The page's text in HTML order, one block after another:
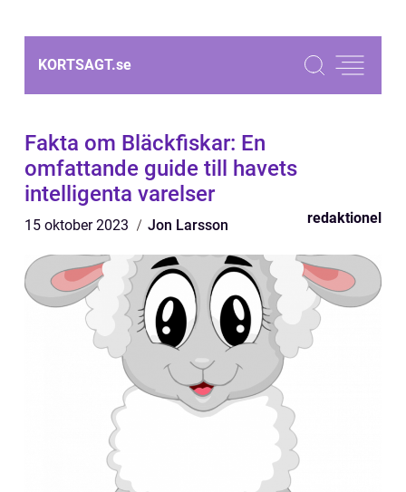
KORTSAGT.se
Fakta om Bläckfiskar: En
omfattande guide till havets
intelligenta varelser
15 oktober 2023 Jon Larsson redaktionel